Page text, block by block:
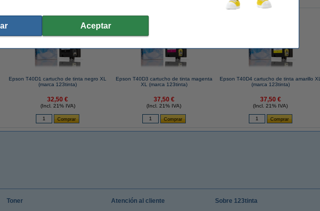
también han elegido estos artículos.
Epson T40D1 cartucho de tinta negro XL
(marca 123tinta)
32,50 €
(Incl. 21% IVA)
Epson T40D3 cartucho de tinta magenta
XL (marca 123tinta)
37,50 €
(Incl. 21% IVA)
Epson T40D4 cartucho de tinta amarillo XL
(marca 123tinta)
37,50 €
(Incl. 21% IVA)
Toner
Atención al cliente
Sobre 123tinta
Aceptar